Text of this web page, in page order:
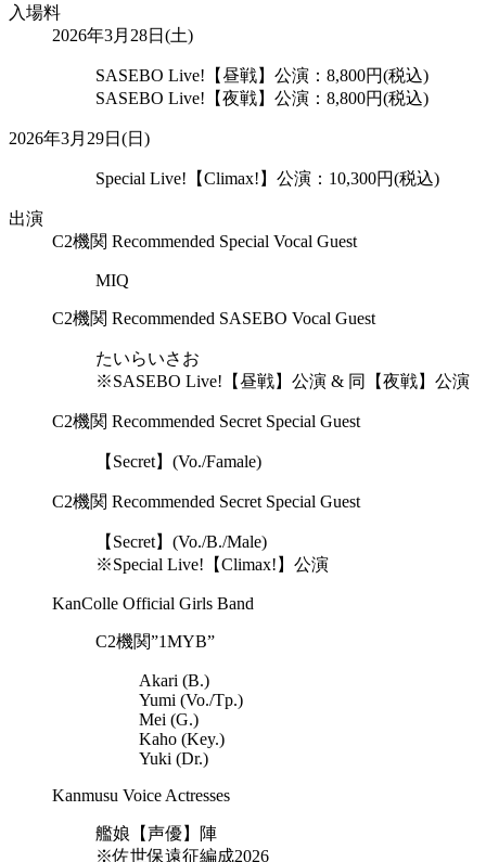
入場料
2026年3月28日(土)
SASEBO Live!【昼戦】公演：8,800円(税込)
SASEBO Live!【夜戦】公演：8,800円(税込)
2026年3月29日(日)
Special Live!【Climax!】公演：10,300円(税込)
出演
C2機関 Recommended Special Vocal Guest
MIQ
C2機関 Recommended SASEBO Vocal Guest
たいらいさお
※SASEBO Live!【昼戦】公演 & 同【夜戦】公演
C2機関 Recommended Secret Special Guest
【Secret】(Vo./Famale)
C2機関 Recommended Secret Special Guest
【Secret】(Vo./B./Male)
※Special Live!【Climax!】公演
KanColle Official Girls Band
C2機関”1MYB”
Akari (B.)
Yumi (Vo./Tp.)
Mei (G.)
Kaho (Key.)
Yuki (Dr.)
Kanmusu Voice Actresses
艦娘【声優】陣
※佐世保遠征編成2026